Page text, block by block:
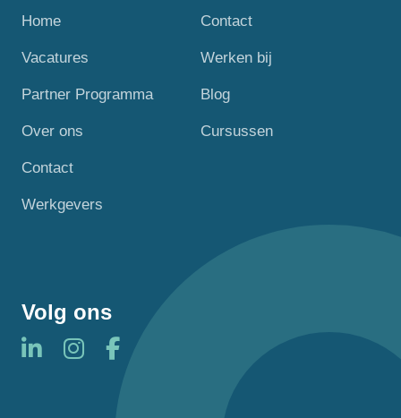
Home
Vacatures
Partner Programma
Over ons
Contact
Werkgevers
Contact
Werken bij
Blog
Cursussen
Volg ons